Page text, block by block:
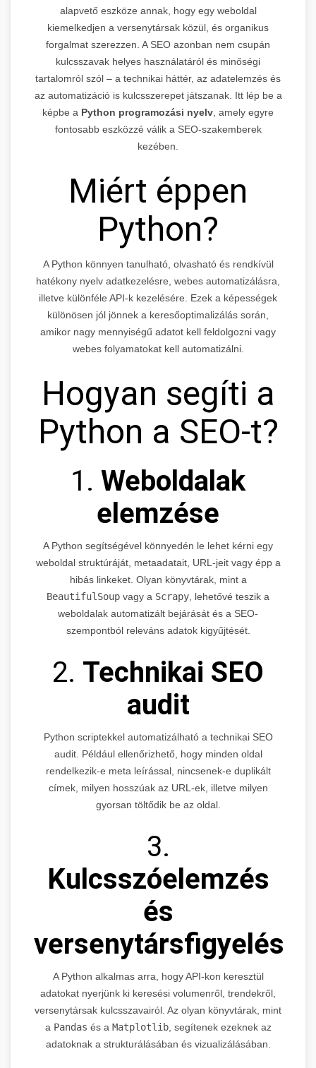
alapvető eszköze annak, hogy egy weboldal
kiemelkedjen a versenytársak közül, és organikus
forgalmat szerezzen. A SEO azonban nem csupán
kulcsszavak helyes használatáról és minőségi
tartalomról szól – a technikai háttér, az adatelemzés és
az automatizáció is kulcsszerepet játszanak. Itt lép be a
képbe a Python programozási nyelv , amely egyre
fontosabb eszközzé válik a SEO-szakemberek
kezében.
Miért éppen
Python?
A Python könnyen tanulható, olvasható és rendkívül
hatékony nyelv adatkezelésre, webes automatizálásra,
illetve különféle API-k kezelésére. Ezek a képességek
különösen jól jönnek a keresőoptimalizálás során,
amikor nagy mennyiségű adatot kell feldolgozni vagy
webes folyamatokat kell automatizálni.
Hogyan segíti a
Python a SEO-t?
1. Weboldalak
elemzése
A Python segítségével könnyedén le lehet kérni egy
weboldal struktúráját, metaadatait, URL-jeit vagy épp a
hibás linkeket. Olyan könyvtárak, mint a
BeautifulSoup vagy a Scrapy , lehetővé teszik a
weboldalak automatizált bejárását és a SEO-
szempontból releváns adatok kigyűjtését.
2. Technikai SEO
audit
Python scriptekkel automatizálható a technikai SEO
audit. Például ellenőrizhető, hogy minden oldal
rendelkezik-e meta leírással, nincsenek-e duplikált
címek, milyen hosszúak az URL-ek, illetve milyen
gyorsan töltődik be az oldal.
3.
Kulcsszóelemzés
és
versenytársfigyelés
A Python alkalmas arra, hogy API-kon keresztül
adatokat nyerjünk ki keresési volumenről, trendekről,
versenytársak kulcsszavairól. Az olyan könyvtárak, mint
a Pandas és a Matplotlib, segítenek ezeknek az
adatoknak a strukturálásában és vizualizálásában.